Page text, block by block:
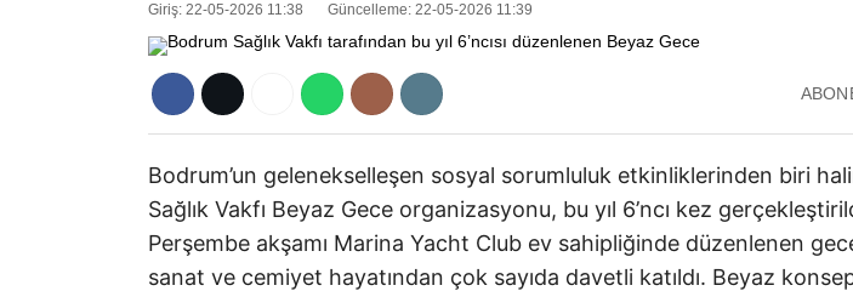
Giriş: 22-05-2026 11:38 Güncelleme: 22-05-2026 11:39
Bodrum’un gelenekselleşen sosyal sorumluluk etkinliklerinden biri
Sağlık Vakfı Beyaz Gece organizasyonu, bu yıl 6’ncı kez
Perşembe akşamı Marina Yacht Club ev sahipliğinde düzenlenen
sanat ve cemiyet hayatından çok sayıda davetli katıldı. Beyaz